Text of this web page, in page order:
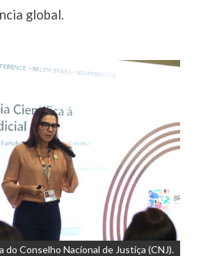
global.
do Conselho Nacional de Justiça (CNJ).